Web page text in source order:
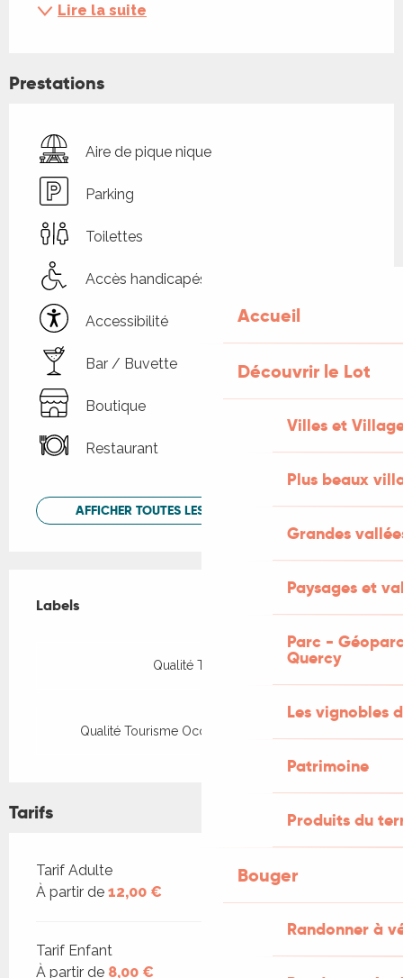
Accueil
Découvrir le Lot
Villes et
Plus beaux
Grandes
Paysages et
Parc -
Quercy
Les vignobles
Patrimoine
Produits du
Bouger
Randonner à
Lire la suite
Prestations
Aire de pique nique
Parking
Toilettes
Accès handicapés
Accessibilité
Bar / Buvette
Boutique
Restaurant
AFFICHER TOUTES LES PRESTATIONS
Labels
Labels
Qualité Tourisme
Qualité Tourisme Occitanie Sud de France
Tarifs
Tarifs 2026
Tarif Adulte
À partir de 12,00 €
Tarif Enfant
À partir de 8,00 €